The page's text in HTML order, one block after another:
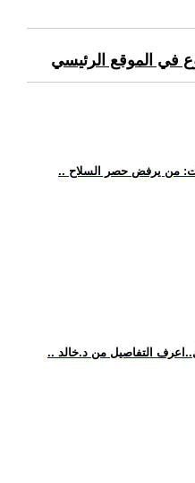
في الموقع الرئيسي
من يرفض حصر السلاح
التفاصيل من د.خالد